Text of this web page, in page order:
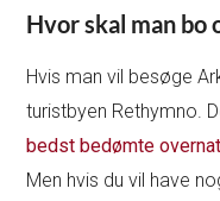
Hvor skal man
Hvis man vil besøge
turistbyen Rethymno.
bedst bedømte
Men hvis du vil have